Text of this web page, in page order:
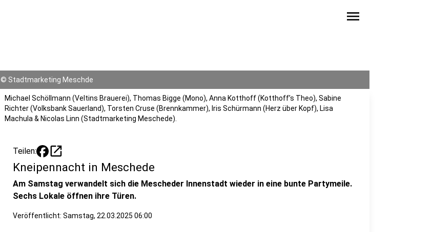
menu
© Stadtmarketing Meschde
Michael Schöllmann (Veltins Brauerei), Thomas Bigge (Mono), Anna Kotthoff (Kotthoff’s Theo), Sabine
Richter (Volksbank Sauerland), Torsten Cruse (Brennkammer), Iris Schürmann (Herz über Kopf), Lisa
Machula & Nicolas Linn (Stadtmarketing Meschede).
Teilen: open_in_new
Kneipennacht in Meschede
Am Samstag verwandelt sich die Mescheder Innenstadt wieder in eine bunte Partymeile.
Sechs Lokale öffnen ihre Türen.
Veröffentlicht: Samstag, 22.03.2025 06:00